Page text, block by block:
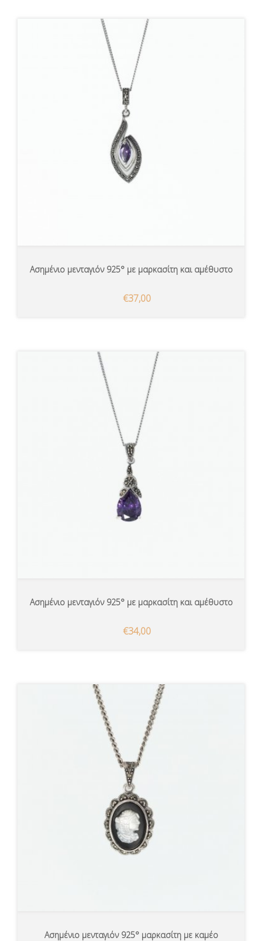
Ασημένιο μενταγιόν 925° με μαρκασίτη και αμέθυστο
€37,00
Ασημένιο μενταγιόν 925° με μαρκασίτη και αμέθυστο
€34,00
Ασημένιο μενταγιόν 925° μαρκασίτη με καμέο